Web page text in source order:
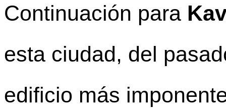
Continuación para
esta ciudad, del
edificio más